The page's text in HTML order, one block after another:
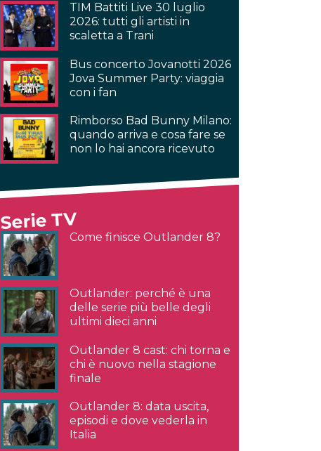
TIM Battiti Live 30 luglio
2026: tutti gli artisti in
scaletta a Trani
Bus concerto Jovanotti 2026
Jova Summer Party: viaggia
con i fan
Rimborso Bad Bunny Milano:
quando arriva e cosa fare se
non lo hai ancora ricevuto
Serie TV
Come finisce Outlander 8?
Outlander: perché è una
delle serie più belle degli
ultimi dieci anni
Outlander 8 cast: chi torna e
chi è nuovo nella stagione
finale
Outlander 8: data uscita,
episodi e dove vederla in
Italia